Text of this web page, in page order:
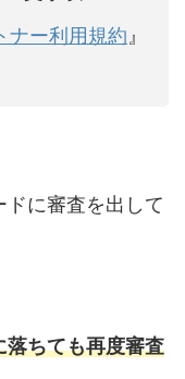
ナー利用規約 』
に審査を出して
落ちても再度審査